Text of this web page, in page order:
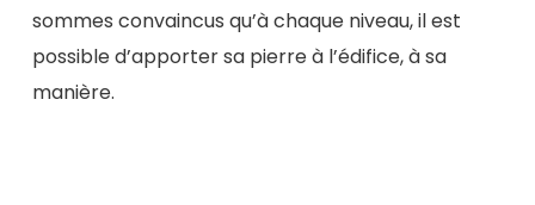
sommes convaincus qu’à chaque niveau, il est
possible d’apporter sa pierre à l’édifice, à sa
manière.